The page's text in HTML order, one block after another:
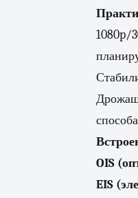
1080p/
OIS
EIS